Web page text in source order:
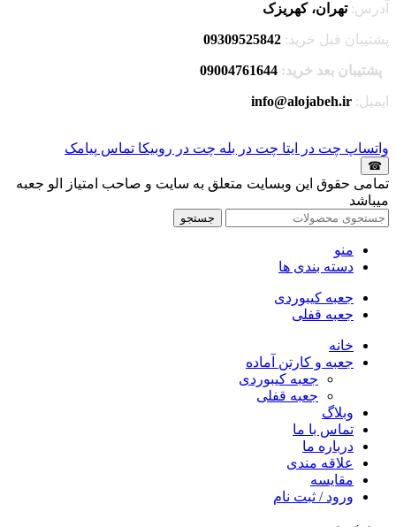
آدرس:تهران، کهریزک
پشتیبان قبل خرید: 09309525842
پشتیبان بعد خرید:
ایمیل: info@alojabeh.ir
واتساپ چت در ایتا چت در بله چت در روبیکا تماس پیامک
☎
تمامی حقوق این وبسایت متعلق به سایت و صاحب امتیاز الو جعبه
میباشد
جستجو
منو
دسته بندی ها
جعبه کیبوردی
جعبه قفلی
خانه
جعبه و کارتن آماده
جعبه کیبوردی
جعبه قفلی
وبلاگ
تماس با ما
درباره ما
علاقه مندی
مقایسه
ورود / ثبت نام